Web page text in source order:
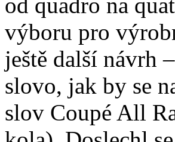
výboru pro
ještě další návrh
slovo, jak by se
slov Coupé All